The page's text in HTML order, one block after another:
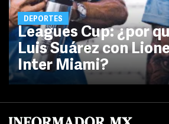
DEPORTES
Leagues Cup: ¿por
Luis Suárez con
Inter Miami?